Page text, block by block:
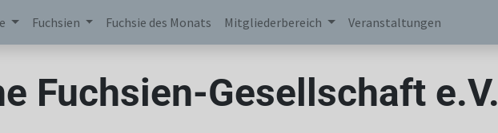
Fuchsien Fuchsie des Monats Mitgliederbereich Veranstaltungen
Fuchsien-Gesellschaft e.V.